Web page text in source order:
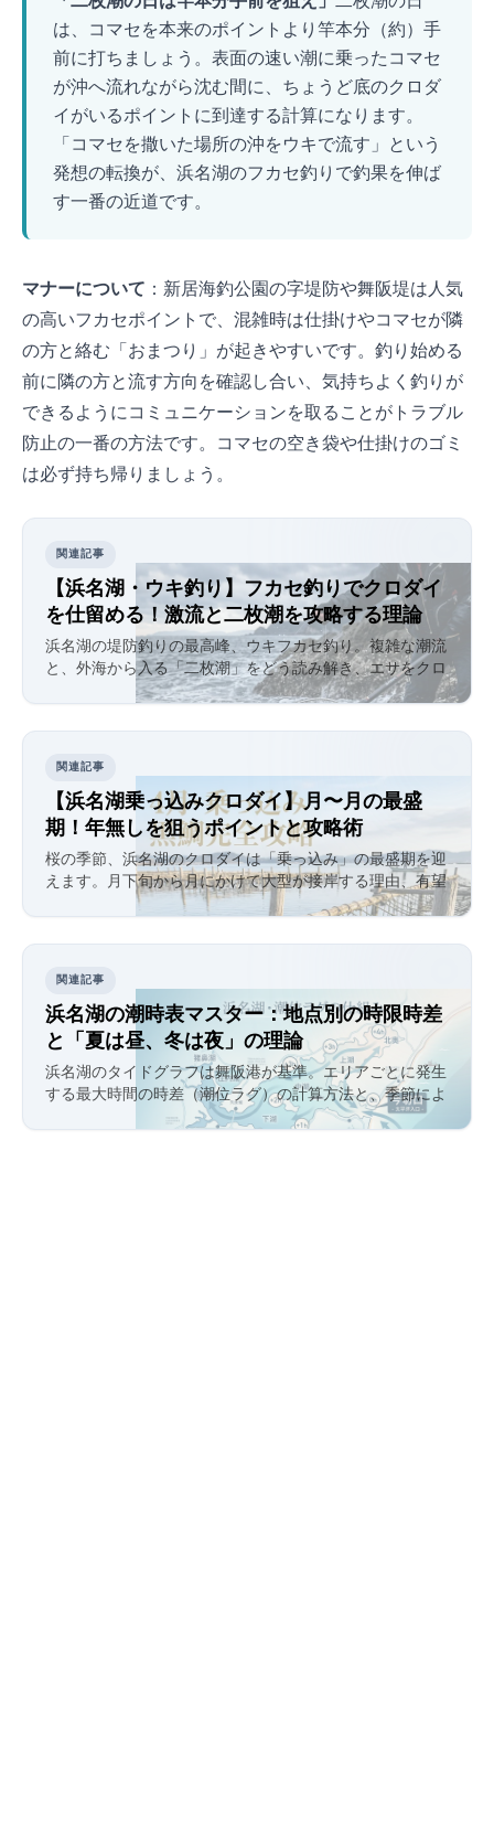
は、コマセを本来のポイントより竿2本分（約10m）手
前に打ちましょう。 表面の速い潮に乗ったコマセ
が沖へ流れながら沈む間に、ちょうど底のクロダ
イがいるポイントに到達する計算になります。
「コマセを撒いた場所の沖をウキで流す」という
発想の転換が、浜名湖のフカセ釣りで釣果を伸ば
す一番の近道です。
マナーについて ：新居海釣公園のT字堤防や舞阪堤は人気
の高いフカセポイントで、混雑時は仕掛けやコマセが隣
の方と絡む「おまつり」が起きやすいです。釣り始める
前に隣の方と流す方向を確認し合い、気持ちよく釣りが
できるようにコミュニケーションを取ることがトラブル
防止の一番の方法です。コマセの空き袋や仕掛けのゴミ
は必ず持ち帰りましょう。
関連記事
【浜名湖・ウキ釣り】フカセ釣りでクロダイ
を仕留める！激流と二枚潮を攻略する理論
浜名湖の堤防釣りの最高峰、ウキフカセ釣り。複雑な潮流
と、外海から入る「二枚潮」をどう読み解き、エサをクロ
ダイの口元へ運ぶのか。浜名湖特有の攻略法を徹底解説し
関連記事
【浜名湖乗っ込みクロダイ】3月〜5月の最盛
期！年無しを狙うポイントと攻略術
桜の季節、浜名湖のクロダイは「乗っ込み」の最盛期を迎
えます。3月下旬から5月にかけて大型が接岸する理由、有望
ポイント、そしてルアーと餌釣りの最新攻略法を徹底解
関連記事
浜名湖の潮時表マスター：地点別の時限時差
と「夏は昼、冬は夜」の理論
浜名湖のタイドグラフは舞阪港が基準。エリアごとに発生
する最大3時間の時差（潮位ラグ）の計算方法と、季節によ
って異なる「潮が動く時間帯」の秘密を解説します。